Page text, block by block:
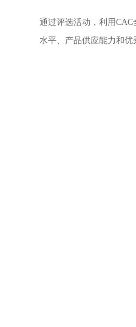
通过评选活动，利用CAC
水平、产品供应能力和